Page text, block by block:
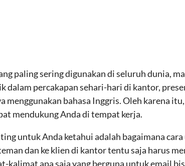
paling sering digunakan di seluruh dunia,
dalam percakapan sehari-hari di kantor,
menggunakan bahasa Inggris. Oleh karena
mendukung Anda di tempat kerja.
untuk Anda ketahui adalah bagaimana
dan ke klien di kantor tentu saja harus
kalimat apa saja yang berguna untuk email